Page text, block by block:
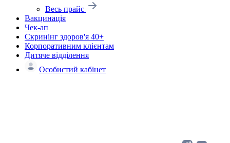
Весь прайс
Вакцинація
Чек-ап
Скринінг здоров'я 40+
Корпоративним клієнтам
Дитяче відділення
Особистий кабінет